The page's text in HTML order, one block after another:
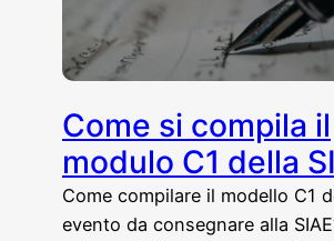
Come si compila il
modulo C1 della
Come compilare il modello C1
evento da consegnare alla